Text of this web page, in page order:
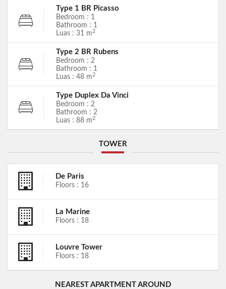
Type 1 BR Picasso
Bedroom : 1
Bathroom : 1
Luas : 31 m 2
Type 2 BR Rubens
Bedroom : 2
Bathroom : 1
Luas : 48 m 2
Type Duplex Da Vinci
Bedroom : 2
Bathroom : 2
Luas : 88 m 2
TOWER
De Paris
Floors : 16
La Marine
Floors : 18
Louvre Tower
Floors : 18
NEAREST APARTMENT AROUND